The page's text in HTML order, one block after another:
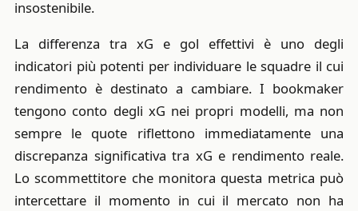
insostenibile.
La differenza tra xG e gol effettivi è uno degli
indicatori più potenti per individuare le squadre il cui
rendimento è destinato a cambiare. I bookmaker
tengono conto degli xG nei propri modelli, ma non
sempre le quote riflettono immediatamente una
discrepanza significativa tra xG e rendimento reale.
Lo scommettitore che monitora questa metrica può
intercettare il momento in cui il mercato non ha